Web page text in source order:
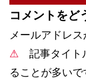
コメントをど
メールアドレ
⚠ 記事タイト
ることが多いで